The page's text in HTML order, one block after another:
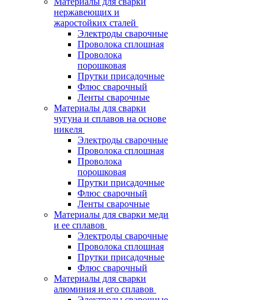
нержавеющих и
жаростойких сталей
Электроды сварочные
Проволока сплошная
Проволока
порошковая
Прутки присадочные
Флюс сварочный
Ленты сварочные
Материалы для сварки
чугуна и сплавов на основе
никеля
Электроды сварочные
Проволока сплошная
Проволока
порошковая
Прутки присадочные
Флюс сварочный
Ленты сварочные
Материалы для сварки меди
и ее сплавов
Электроды сварочные
Проволока сплошная
Прутки присадочные
Флюс сварочный
Материалы для сварки
алюминия и его сплавов